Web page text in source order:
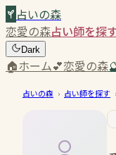
占いの森
恋愛の森占い師を探
Dark
🏠ホーム💕恋愛の森
占いの森 › 占い師を探す ›